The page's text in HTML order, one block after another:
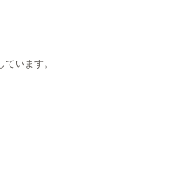
います。